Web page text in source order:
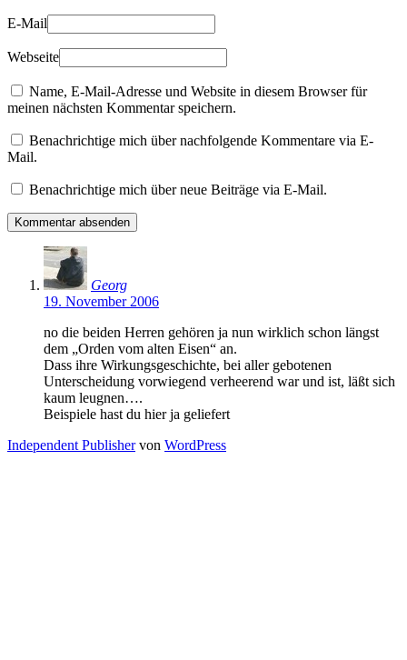
E-Mail
Webseite
Name, E-Mail-Adresse und Website in diesem Browser für
meinen nächsten Kommentar speichern.
Benachrichtige mich über nachfolgende Kommentare via E-
Mail.
Benachrichtige mich über neue Beiträge via E-Mail.
Georg
19. November 2006
no die beiden Herren gehören ja nun wirklich schon längst
dem „Orden vom alten Eisen“ an.
Dass ihre Wirkungsgeschichte, bei aller gebotenen
Unterscheidung vorwiegend verheerend war und ist, läßt sich
kaum leugnen….
Beispiele hast du hier ja geliefert
Independent Publishervon WordPress